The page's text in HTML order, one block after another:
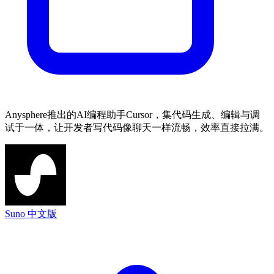
Anysphere推出的AI编程助手Cursor，集代码生成、编辑与调
试于一体，让开发者写代码像聊天一样流畅，效率直接拉满。
Suno 中文版